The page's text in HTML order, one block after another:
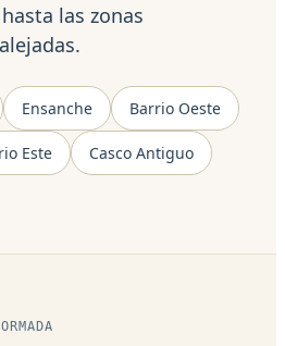
las zonas
Ensanche Barrio Oeste
Este Casco Antiguo